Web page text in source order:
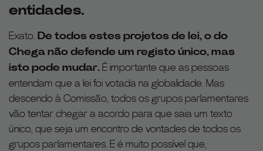
entidades.
Exato. De todos estes projetos de lei, o do
Chega não defende um registo único, mas
isto pode mudar.É importante que as pessoas
entendam que a lei foi votada na globalidade. Mas
descendo à Comissão, todos os grupos parlamentares
vão tentar chegar a acordo para que saia um texto
único, que seja um encontro de vontades de todos os
grupos parlamentares. E é muito possível que,